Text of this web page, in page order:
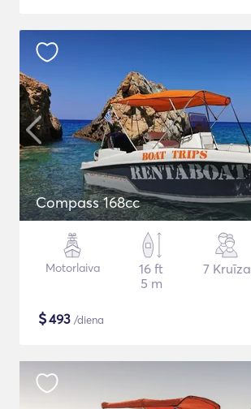
Compass 168cc
Motorlaiva
16 ft
5 m
7 Kruīza
$493 /diena